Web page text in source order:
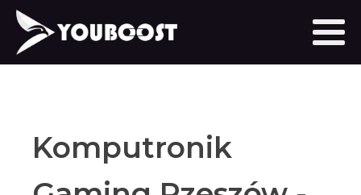
Komputronik